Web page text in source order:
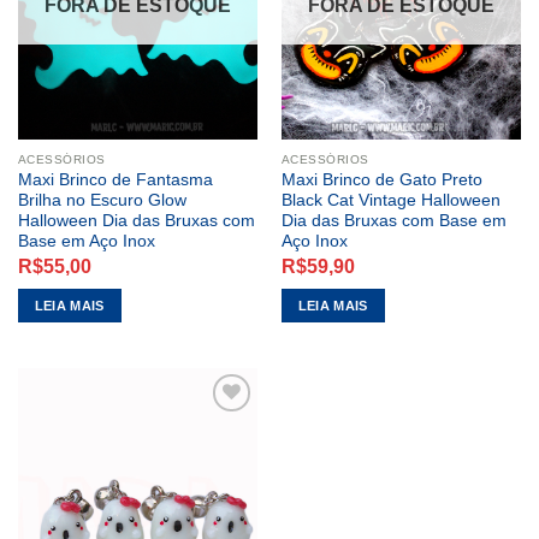
FORA DE ESTOQUE
ACESSÓRIOS
Maxi Brinco de Fantasma
Brilha no Escuro Glow
Halloween Dia das Bruxas com
Base em Aço Inox
R$55,00
LEIA MAIS
FORA DE ESTOQUE
ACESSÓRIOS
Maxi Brinco de Gato Preto
Black Cat Vintage Halloween
Dia das Bruxas com Base em
Aço Inox
R$59,90
LEIA MAIS
A LISTA DE
DESEJOS